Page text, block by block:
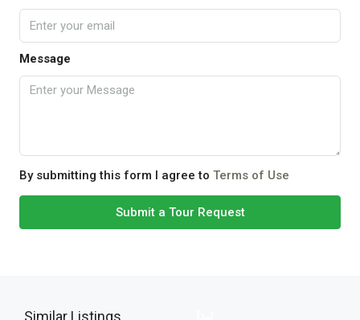
Message
By submitting this form I agree to Terms of Use
Submit a Tour Request
Similar Listings